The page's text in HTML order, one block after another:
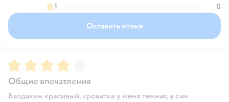
1
0
Оставить отзыв
Рейтинг:4
Общие впечатления
Балдахин красивый, кроватка у меня темная, а сам